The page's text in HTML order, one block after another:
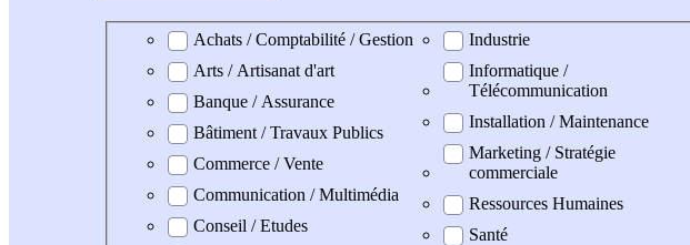
Domaine professionel
Achats / Comptabilité / Gestion
Arts / Artisanat d'art
Banque / Assurance
Bâtiment / Travaux Publics
Commerce / Vente
Communication / Multimédia
Conseil / Etudes
Industrie
Informatique /
Télécommunication
Installation / Maintenance
Marketing / Stratégie
commerciale
Ressources Humaines
Santé